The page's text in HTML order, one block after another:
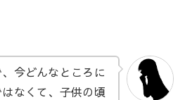
今どんなところに
なくて、子供の頃